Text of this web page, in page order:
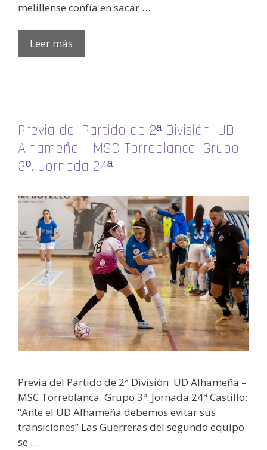
melillense confía en sacar …
Leer más
Previa del Partido de 2ª División: UD
Alhameña – MSC Torreblanca. Grupo
3º. Jornada 24ª
Previa del Partido de 2ª División: UD Alhameña –
MSC Torreblanca. Grupo 3º. Jornada 24ª Castillo:
“Ante el UD Alhameña debemos evitar sus
transiciones” Las Guerreras del segundo equipo
se …